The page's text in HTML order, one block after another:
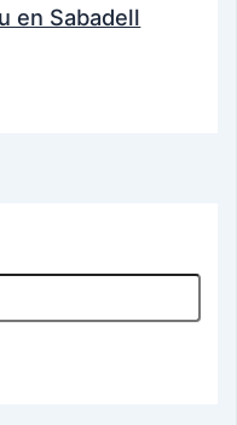
en Sabadell